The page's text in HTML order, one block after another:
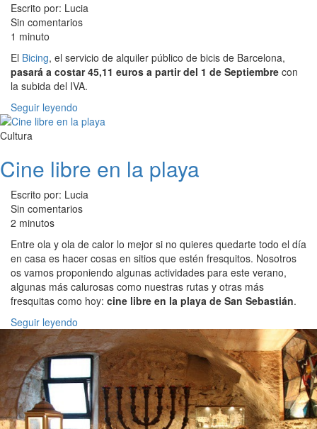
Escrito por: Lucia
Sin comentarios
1 minuto
El Bicing, el servicio de alquiler público de bicis de Barcelona,
pasará a costar 45,11 euros a partir del 1 de Septiembre con
la subida del IVA.
Seguir leyendo
Cultura
Cine libre en la playa
Escrito por: Lucia
Sin comentarios
2 minutos
Entre ola y ola de calor lo mejor si no quieres quedarte todo el día
en casa es hacer cosas en sitios que estén fresquitos. Nosotros
os vamos proponiendo algunas actividades para este verano,
algunas más calurosas como nuestras rutas y otras más
fresquitas como hoy: cine libre en la playa de San Sebastián.
Seguir leyendo